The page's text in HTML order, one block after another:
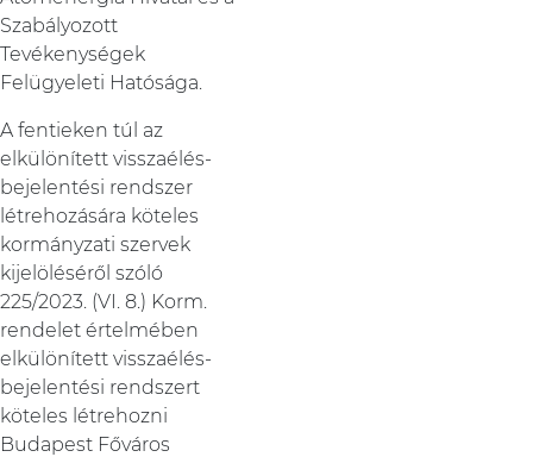
Szabályozott
Tevékenységek
Felügyeleti Hatósága.
A fentieken túl az
elkülönített visszaélés-
bejelentési rendszer
létrehozására köteles
kormányzati szervek
kijelöléséről szóló
225/2023. (VI. 8.) Korm.
rendelet értelmében
elkülönített visszaélés-
bejelentési rendszert
köteles létrehozni
Budapest Főváros